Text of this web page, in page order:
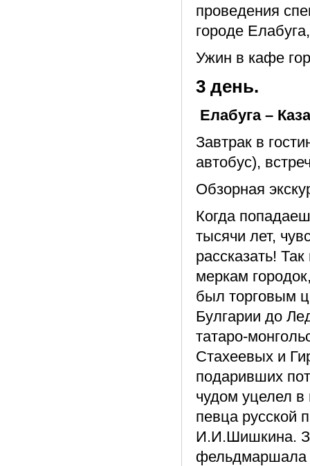
проведения
городе
Ужин в кафе
3 день.
Елабуга –
Завтрак в
автобус),
Обзорная
Когда
тысячи лет,
рассказать!
меркам
был торговым
Булгарии до
татаро-
Стахеевых и
подаривших
чудом уцелел в
певца русской
И.И.Шишкина.
фельдмаршала